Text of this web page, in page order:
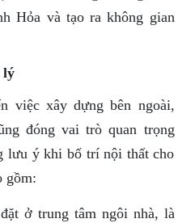
Hỏa và tạo ra không gian
lý
việc xây dựng bên ngoài,
đóng vai trò quan trọng
lưu ý khi bố trí nội thất cho
gồm:
ở trung tâm ngôi nhà, là